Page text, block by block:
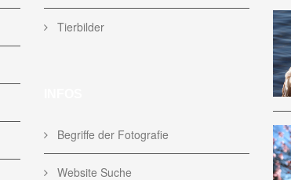
Tierbilder
Begriffe der Fotografie
Website Suche